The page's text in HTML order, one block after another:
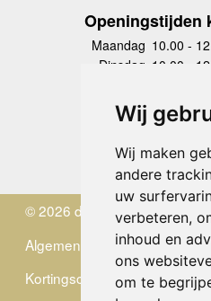
Wij
Wij maken
andere
uw
verbeteren,
inhoud en
ons
om te
Openingstijden
Maandag 10.00 -
Dinsdag 10.00 -
Donderdag
10.00 -
Vrijdag 10.00 -
Zaterdag
Zondag
© 2026 de Zwerver
Algemene Voorwaarden
Kortingscode